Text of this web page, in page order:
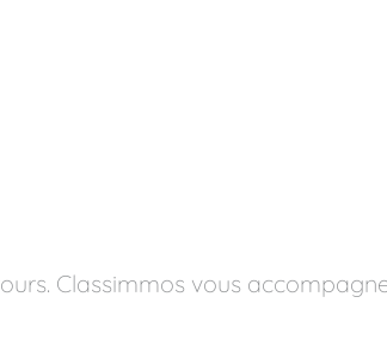
Classimmos vous